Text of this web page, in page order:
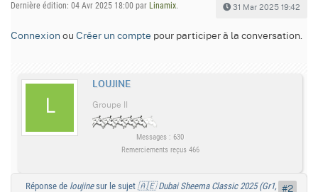
Dernière édition: 04 Avr 2025 18:00 par Linamix. 31 Mar 2025 19:42
Connexion ou Créer un compte pour participer à la conversation.
LOUJINE
Groupe II
Messages : 630
Remerciements reçus 466
Réponse de loujinesur le sujet 🇦🇪 Dubai Sheema Classic 2025 (Gr1, #2